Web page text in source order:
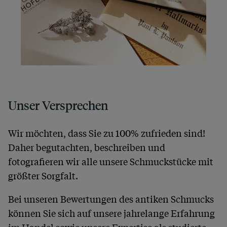
Unser Versprechen
Wir möchten, dass Sie zu 100% zufrieden sind!
Daher begutachten, beschreiben und
fotografieren wir alle unsere Schmuckstücke mit
größter Sorgfalt.
Bei unseren Bewertungen des antiken Schmucks
können Sie sich auf unsere jahrelange Erfahrung